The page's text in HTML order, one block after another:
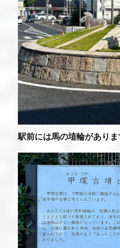
駅前には馬の埴輪がありま